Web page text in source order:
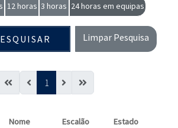
12 horas 3 horas 24 horas em equipas
Limpar Pesquisa
1
Nome Escalão Estado